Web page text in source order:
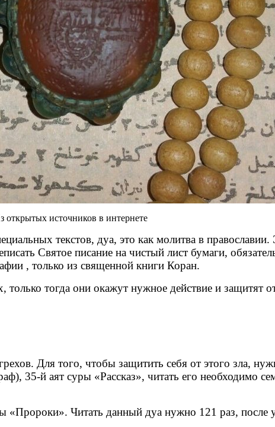
открытых источников в интернете
текстов, дуа, это как молитва в православии.
Святое писание на чистый лист бумаги,
, только из священной книги Коран.
тогда они окажут нужное действие и защитят
Для того, чтобы защитить себя от этого зла,
35-й аят суры «Рассказ», читать его необходимо
«Пророки». Читать данный дуа нужно 121 раз, после